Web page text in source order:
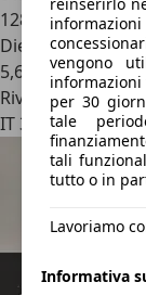
128.149 km
Diesel
5,6 l/100 km
Rivenditore
IT 36077Altavilla
vengono
per 30
tale
tali
tutto o in
Lavoriamo
Informativa